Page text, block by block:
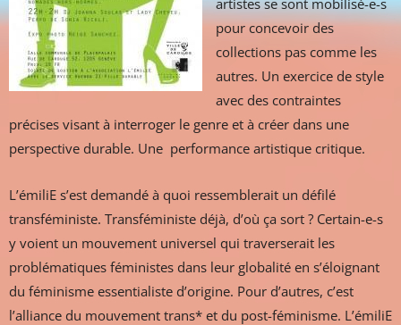
artistes se sont mobilisé-e-s
pour concevoir des
collections pas comme les
autres. Un exercice de style
avec des contraintes
précises visant à interroger le genre et à créer dans une
perspective durable. Une performance artistique critique.
L’émiliE s’est demandé à quoi ressemblerait un défilé
transféministe. Transféministe déjà, d’où ça sort ? Certain-e-s
y voient un mouvement universel qui traverserait les
problématiques féministes dans leur globalité en s’éloignant
du féminisme essentialiste d’origine. Pour d’autres, c’est
l’alliance du mouvement trans* et du post-féminisme. L’émiliE